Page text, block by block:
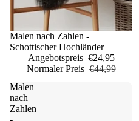
Sale
Malen nach Zahlen -
Schottischer Hochländer
Angebotspreis €24,95
Normaler Preis €44,99
Malen
nach
Zahlen